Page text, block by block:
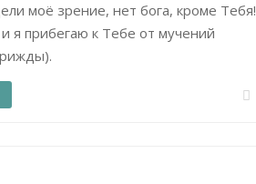
моё зрение, нет бога, кроме Тебя!
я прибегаю к Тебе от мучений